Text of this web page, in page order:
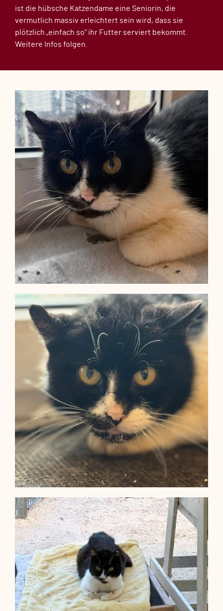
ist die hübsche Katzendame eine Seniorin, die
vermutlich massiv erleichtert sein wird, dass sie
plötzlich „einfach so“ ihr Futter serviert bekommt.
Weitere Infos folgen.